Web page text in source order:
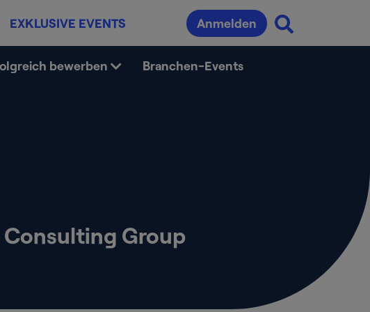
EXKLUSIVE EVENTS Anmelden
bewerben Branchen-Events
Group